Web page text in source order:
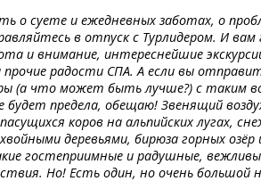
о суете и ежедневных заботах, о
в отпуск с Турлидером. И вам
и внимание, интереснейшие
радости СПА. А если вы
(а что может быть лучше?) с таким
предела, обещаю! Звенящий
коров на альпийских лугах,
деревьями, бирюза горных озёр
гостеприимные и радушные,
Но! Есть один, но очень большой